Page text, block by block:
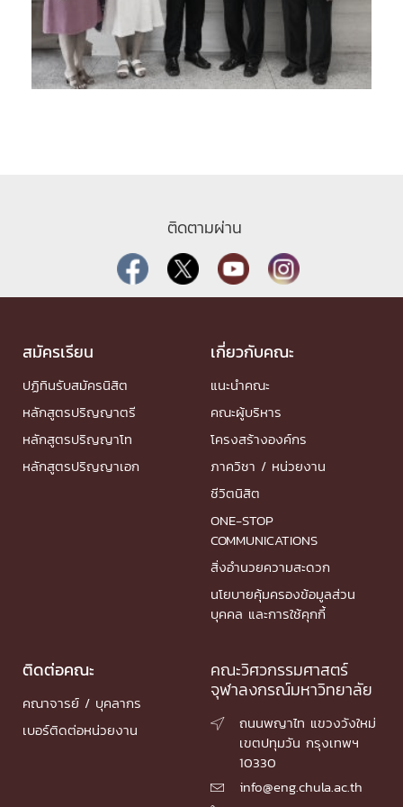
ติดตามผ่าน
สมัครเรียน
ปฏิทินรับสมัครนิสิต
หลักสูตรปริญญาตรี
หลักสูตรปริญญาโท
หลักสูตรปริญญาเอก
เกี่ยวกับคณะ
แนะนำคณะ
คณะผู้บริหาร
โครงสร้างองค์กร
ภาควิชา / หน่วยงาน
ชีวิตนิสิต
ONE-STOP
COMMUNICATIONS
สิ่งอำนวยความสะดวก
นโยบายคุ้มครองข้อมูลส่วน
บุคคล และการใช้คุกกี้
ติดต่อคณะ
คณาจารย์ / บุคลากร
เบอร์ติดต่อหน่วยงาน
คณะวิศวกรรมศาสตร์
จุฬาลงกรณ์มหาวิทยาลัย

ถนนพญาไท แขวงวังใหม่
เขตปทุมวัน กรุงเทพฯ
10330
 info@eng.chula.ac.th